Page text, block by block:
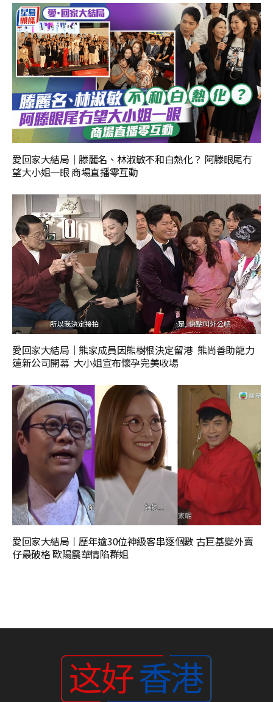
愛回家大結局｜滕麗名、林淑敏不和白熱化？ 阿滕眼尾冇
望大小姐一眼 商場直播零互動
愛回家大結局｜熊家成員因熊樹根決定留港 熊尚善助龍力
蓮新公司開幕 大小姐宣布懷孕完美收場
愛回家大結局丨歷年逾30位神級客串逐個數 古巨基變外賣
仔最破格 歐陽震華情陷群姐